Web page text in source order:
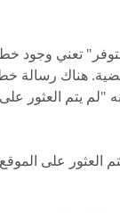
تعني وجود
هناك رسالة
"لم يتم العثور على
العثور على